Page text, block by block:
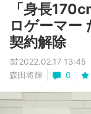
「身長
ロゲーマー
契約解除
2022.02.17 13:45
森田将輝
0